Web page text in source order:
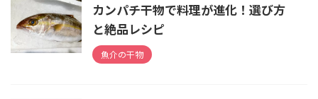
カンパチ干物で料理が進化！選び方
と絶品レシピ
魚介の干物